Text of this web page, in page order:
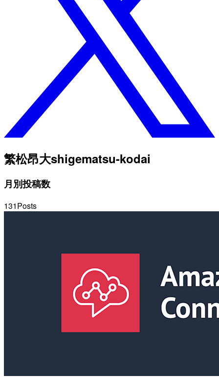
繁松昂大shigematsu-kodai
月別投稿数
131Posts